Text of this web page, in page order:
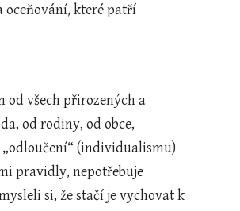
oceňování, které patří
od všech přirozených a
od rodiny, od obce,
„odloučení“ (individualismu)
pravidly, nepotřebuje
si, že stačí je vychovat k